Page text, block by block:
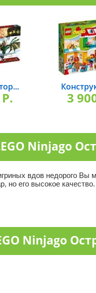
3
Ninjago
вдов недорого
но его высокое качество.
Ninjago